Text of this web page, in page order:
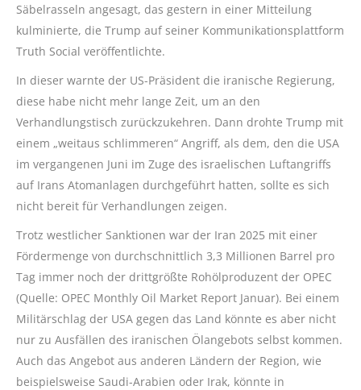
Säbelrasseln angesagt, das gestern in einer Mitteilung
kulminierte, die Trump auf seiner Kommunikationsplattform
Truth Social veröffentlichte.
In dieser warnte der US-Präsident die iranische Regierung,
diese habe nicht mehr lange Zeit, um an den
Verhandlungstisch zurückzukehren. Dann drohte Trump mit
einem „weitaus schlimmeren“ Angriff, als dem, den die USA
im vergangenen Juni im Zuge des israelischen Luftangriffs
auf Irans Atomanlagen durchgeführt hatten, sollte es sich
nicht bereit für Verhandlungen zeigen.
Trotz westlicher Sanktionen war der Iran 2025 mit einer
Fördermenge von durchschnittlich 3,3 Millionen Barrel pro
Tag immer noch der drittgrößte Rohölproduzent der OPEC
(Quelle: OPEC Monthly Oil Market Report Januar). Bei einem
Militärschlag der USA gegen das Land könnte es aber nicht
nur zu Ausfällen des iranischen Ölangebots selbst kommen.
Auch das Angebot aus anderen Ländern der Region, wie
beispielsweise Saudi-Arabien oder Irak, könnte in